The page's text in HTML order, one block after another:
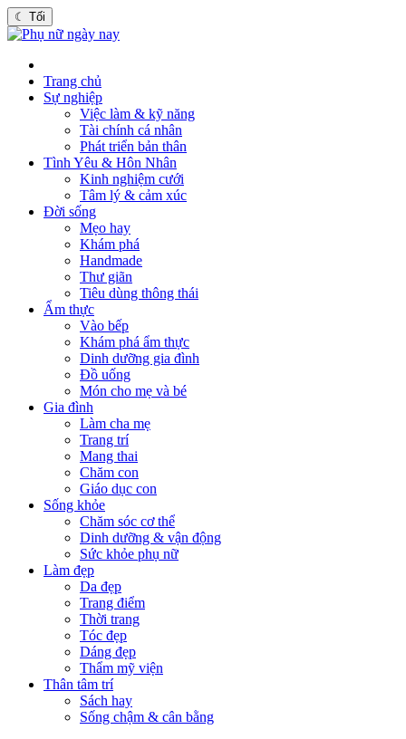
☾ Tối
Trang chủ
Sự nghiệp
Việc làm & kỹ năng
Tài chính cá nhân
Phát triển bản thân
Tình Yêu & Hôn Nhân
Kinh nghiệm cưới
Tâm lý & cảm xúc
Đời sống
Mẹo hay
Khám phá
Handmade
Thư giãn
Tiêu dùng thông thái
Ẩm thực
Vào bếp
Khám phá ẩm thực
Dinh dưỡng gia đình
Đồ uống
Món cho mẹ và bé
Gia đình
Làm cha mẹ
Trang trí
Mang thai
Chăm con
Giáo dục con
Sống khỏe
Chăm sóc cơ thể
Dinh dưỡng & vận động
Sức khỏe phụ nữ
Làm đẹp
Da đẹp
Trang điểm
Thời trang
Tóc đẹp
Dáng đẹp
Thẩm mỹ viện
Thân tâm trí
Sách hay
Sống chậm & cân bằng